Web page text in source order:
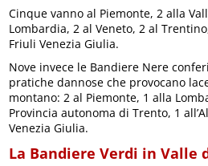
Cinque vanno al Piemonte, 2 alla
Lombardia, 2 al Veneto, 2 al
Friuli Venezia Giulia.
Nove invece le Bandiere Nere
pratiche dannose che provocano
montano: 2 al Piemonte, 1 alla
Provincia autonoma di Trento, 1
Venezia Giulia.
La Bandiere Verdi in Valle